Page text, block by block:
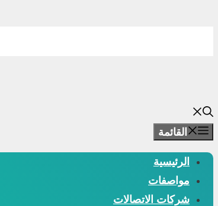
القائمة
الرئيسية
مواصفات
شركات الاتصالات